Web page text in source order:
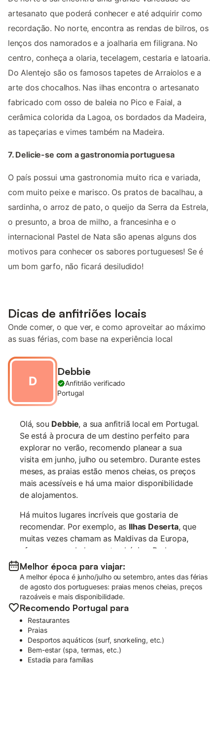
artesanato que poderá conhecer e até adquirir como
recordação. No norte, encontra as rendas de bilros, os
lenços dos namorados e a joalharia em filigrana. No
centro, conheça a olaria, tecelagem, cestaria e latoaria.
Do Alentejo são os famosos tapetes de Arraiolos e a
arte dos chocalhos. Nas ilhas encontra o artesanato
fabricado com osso de baleia no Pico e Faial, a
cerâmica colorida da Lagoa, os bordados da Madeira,
as tapeçarias e vimes também na Madeira.
7. Delicie-se com a gastronomia portuguesa
O país possui uma gastronomia muito rica e variada,
com muito peixe e marisco. Os pratos de bacalhau, a
sardinha, o arroz de pato, o queijo da Serra da Estrela,
o presunto, a broa de milho, a francesinha e o
internacional Pastel de Nata são apenas alguns dos
motivos para conhecer os sabores portugueses! Se é
um bom garfo, não ficará desiludido!
Dicas de anfitriões locais
Onde comer, o que ver, e como aproveitar ao máximo
as suas férias, com base na experiência local
D
Debbie
Anfitrião verificado
Portugal
Olá, sou Debbie, a sua anfitriã local em Portugal.
Se está à procura de um destino perfeito para
explorar no verão, recomendo planear a sua
visita em junho, julho ou setembro. Durante estes
meses, as praias estão menos cheias, os preços
mais acessíveis e há uma maior disponibilidade
de alojamentos.
Há muitos lugares incríveis que gostaria de
recomendar. Por exemplo, as Ilhas Deserta, que
muitas vezes chamam as Maldivas da Europa,
oferecem uma beleza natural única. Pode
apanhar um ferry regular ou um táxi aquático a
partir do cais de Faro ou Olhão. Outra
experiência imperdível é passear pelacidade
antiga de Faro , com as suas ruas de calçada
repletas de história e os ninhos de cegonha nas
chaminés são uma visão encantadora.
Mercado de Sábado de Loulé:Um
mercado ao estilo marroquino onde se
pode encontrar produtos orgânicos, ostras
Melhor época para viajar:
A melhor época é junho/julho ou setembro, antes das férias
de agosto dos portugueses: praias menos cheias, preços
razoáveis e mais disponibilidade.
Recomendo Portugal para
Restaurantes
Praias
Desportos aquáticos (surf, snorkeling, etc.)
Bem-estar (spa, termas, etc.)
Estadia para famílias